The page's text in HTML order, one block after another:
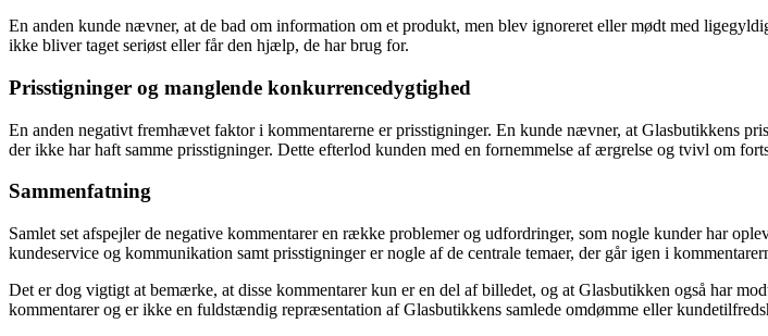
En anden kunde nævner, at de bad om information om et produkt, men blev ignoreret eller mødt med
ikke bliver taget seriøst eller får den hjælp, de har brug for.
Prisstigninger og manglende konkurrencedygtighed
En anden negativt fremhævet faktor i kommentarerne er prisstigninger. En kunde nævner, at Glasbutikkens
der ikke har haft samme prisstigninger. Dette efterlod kunden med en fornemmelse af ærgrelse og tvivl om
Sammenfatning
Samlet set afspejler de negative kommentarer en række problemer og udfordringer, som nogle kunder har
kundeservice og kommunikation samt prisstigninger er nogle af de centrale temaer, der går igen i
Det er dog vigtigt at bemærke, at disse kommentarer kun er en del af billedet, og at Glasbutikken også har
kommentarer og er ikke en fuldstændig repræsentation af Glasbutikkens samlede omdømme eller